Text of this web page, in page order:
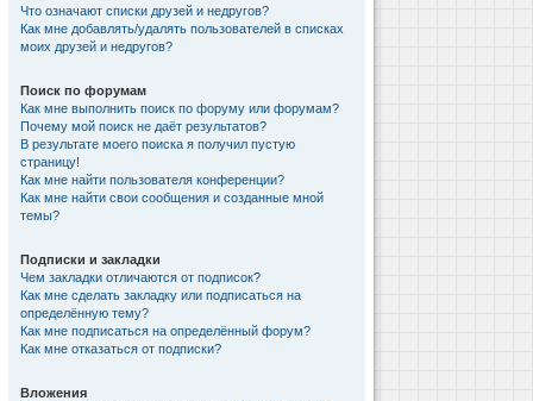
Что означают списки друзей и недругов?
Как мне добавлять/удалять пользователей в списках
моих друзей и недругов?
Поиск по форумам
Как мне выполнить поиск по форуму или форумам?
Почему мой поиск не даёт результатов?
В результате моего поиска я получил пустую
страницу!
Как мне найти пользователя конференции?
Как мне найти свои сообщения и созданные мной
темы?
Подписки и закладки
Чем закладки отличаются от подписок?
Как мне сделать закладку или подписаться на
определённую тему?
Как мне подписаться на определённый форум?
Как мне отказаться от подписки?
Вложения